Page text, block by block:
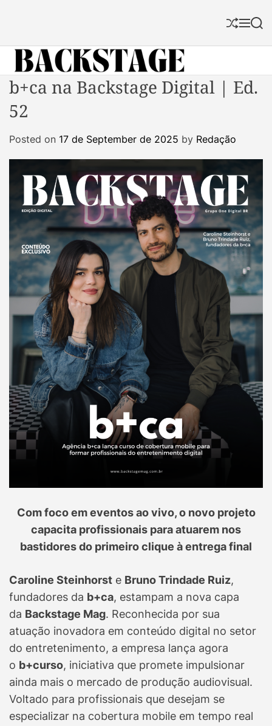
S
f
M S
c
h
B
a
c
s
t
M
a
g
b+ca na Backstage Digital | Ed.
52
Posted on 17 de September de 2025 by Redação
Com foco em eventos ao vivo, o novo projeto
capacita profissionais para atuarem nos
bastidores do primeiro clique à entrega final
Caroline Steinhorst e Bruno Trindade Ruiz,
fundadores da b+ca, estampam a nova capa
da Backstage Mag. Reconhecida por sua
atuação inovadora em conteúdo digital no setor
do entretenimento, a empresa lança agora
o b+curso, iniciativa que promete impulsionar
ainda mais o mercado de produção audiovisual.
Voltado para profissionais que desejam se
especializar na cobertura mobile em tempo real